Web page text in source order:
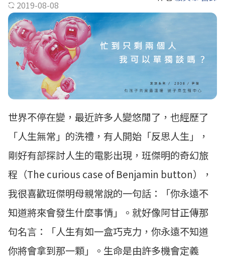
2019-08-08
世界不停在變，最近許多人變悠閒了，也經歷了
「人生無常」的洗禮，有人開始「反思人生」，
剛好有部探討人生的電影出現，班傑明的奇幻旅
程（The curious case of Benjamin button），
我很喜歡班傑明母親常說的一句話：「你永遠不
知道將來會發生什麼事情」。就好像阿甘正傳那
句名言：「人生有如一盒巧克力，你永遠不知道
你將會拿到那一顆」。生命是由許多機會定義